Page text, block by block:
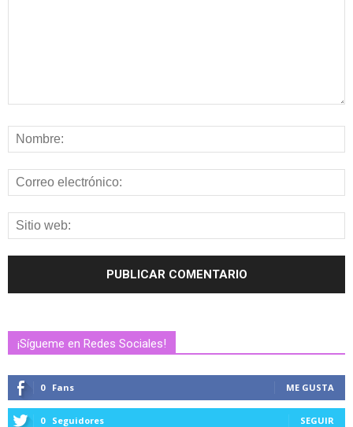
¡Sígueme en Redes Sociales!
0 Fans ME GUSTA
0 Seguidores SEGUIR